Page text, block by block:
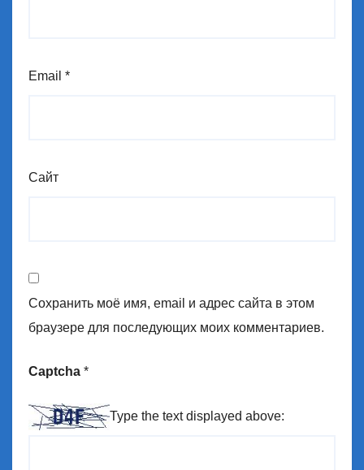
Email *
Сайт
Сохранить моё имя, email и адрес сайта в этом
браузере для последующих моих комментариев.
Captcha *
Type the text displayed above: